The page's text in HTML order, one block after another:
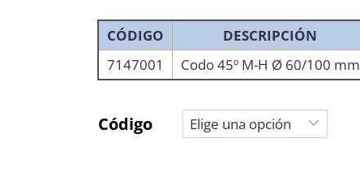
CÓDIGO DESCRIPCIÓN
7147001
Codo 45º M-H Ø 60/100 mm
Código